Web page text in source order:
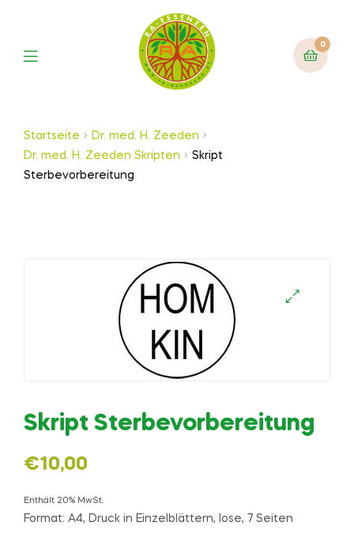
0
Startseite
Dr. med. H. Zeeden
Dr. med. H. Zeeden Skripten
Skript
Sterbevorbereitung
Skript Sterbevorbereitung
€10,00
Enthält 20% MwSt.
Format: A4, Druck in Einzelblättern, lose, 7 Seiten